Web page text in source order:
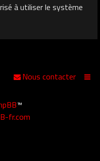
à utiliser le système
Nous contacter
™
fr.com